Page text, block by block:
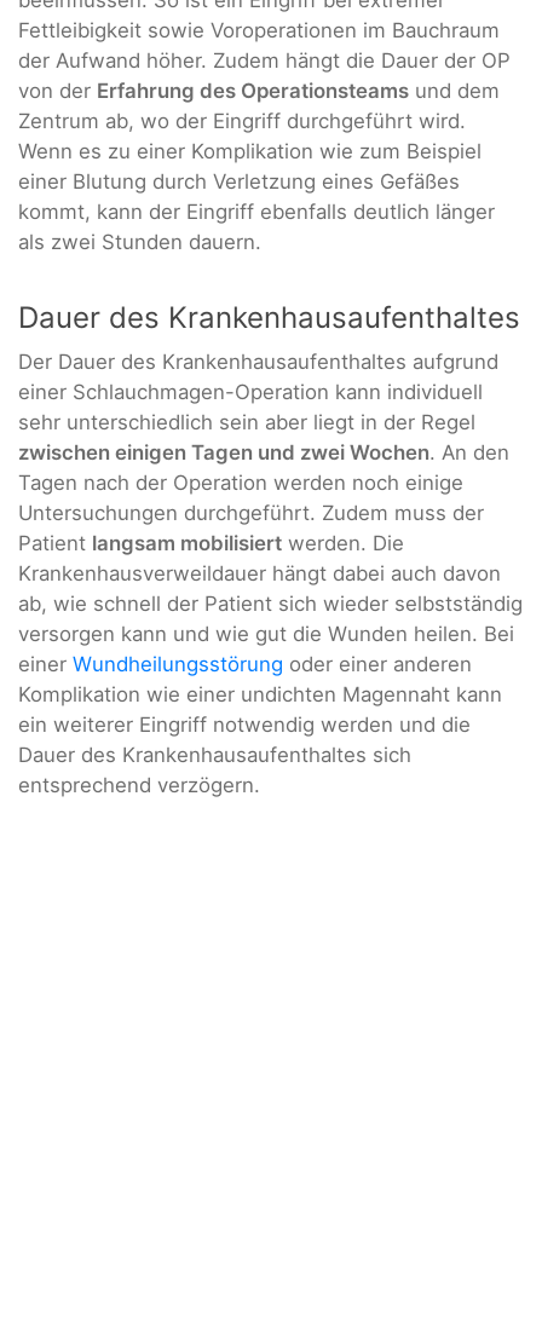
Fettleibigkeit sowie Voroperationen im Bauchraum
der Aufwand höher. Zudem hängt die Dauer der OP
von der Erfahrung des Operationsteams und dem
Zentrum ab, wo der Eingriff durchgeführt wird.
Wenn es zu einer Komplikation wie zum Beispiel
einer Blutung durch Verletzung eines Gefäßes
kommt, kann der Eingriff ebenfalls deutlich länger
als zwei Stunden dauern.
Dauer des Krankenhausaufenthaltes
Der Dauer des Krankenhausaufenthaltes aufgrund
einer Schlauchmagen-Operation kann individuell
sehr unterschiedlich sein aber liegt in der Regel
zwischen einigen Tagen und zwei Wochen. An den
Tagen nach der Operation werden noch einige
Untersuchungen durchgeführt. Zudem muss der
Patient langsam mobilisiert werden. Die
Krankenhausverweildauer hängt dabei auch davon
ab, wie schnell der Patient sich wieder selbstständig
versorgen kann und wie gut die Wunden heilen. Bei
einer Wundheilungsstörung oder einer anderen
Komplikation wie einer undichten Magennaht kann
ein weiterer Eingriff notwendig werden und die
Dauer des Krankenhausaufenthaltes sich
entsprechend verzögern.